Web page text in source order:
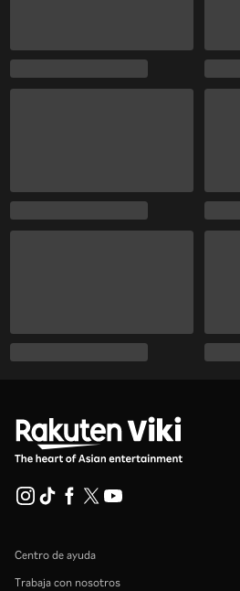
Centro de ayuda
Trabaja con nosotros